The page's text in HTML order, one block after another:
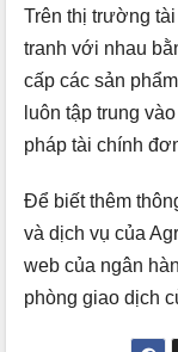
Trên thị trường
tranh với nhau
cấp các sản
luôn tập trung
pháp tài chính
Để biết thêm
và dịch vụ của
web của ngân
phòng giao dịch